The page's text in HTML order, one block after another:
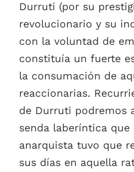
Durruti (por su
revolucionario y su
con la voluntad de
constituía un fuerte
la consumación de
reaccionarias.
de Durruti podremos
senda laberíntica que
anarquista tuvo que
sus días en aquella